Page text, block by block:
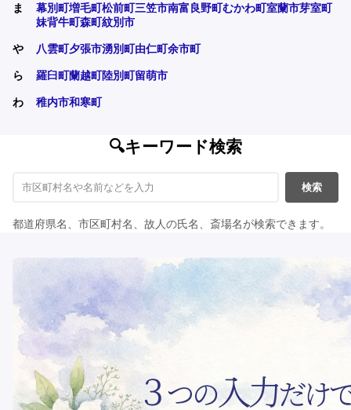
ま 幕別町増毛町松前町三笠市南富良野町むかわ町室蘭市芽室町
妹背牛町森町紋別市
や 八雲町夕張市湧別町由仁町余市町
ら 羅臼町蘭越町陸別町留萌市
わ 稚内市和寒町
🔍キーワード検索
検索
都道府県名、市区町村名、故人の氏名、斎場名が検索できます。